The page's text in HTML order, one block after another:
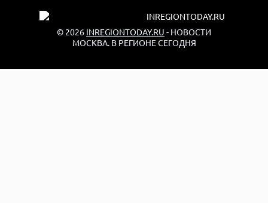
© 2026 INREGIONTODAY.RU - НОВОСТИ
МОСКВА. В РЕГИОНЕ СЕГОДНЯ